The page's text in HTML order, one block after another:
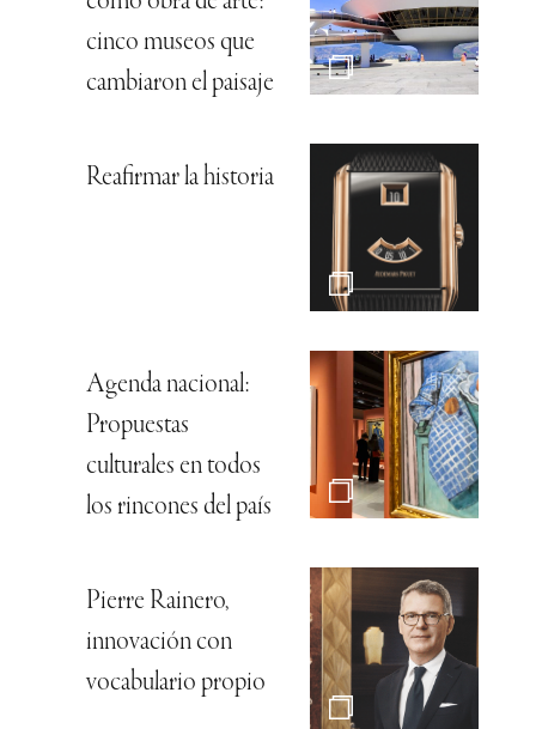
cinco museos que
cambiaron el paisaje
Reafirmar la historia
Agenda nacional:
Propuestas
culturales en todos
los rincones del país
Pierre Rainero,
innovación con
vocabulario propio